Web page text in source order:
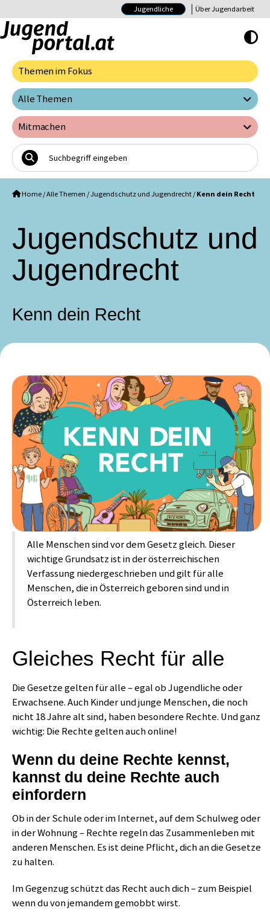
Jugendliche Über Jugendarbeit
Hoher Kontrast
Themen im Fokus
Alle Themen
Mitmachen
Home /Alle Themen /Jugendschutz und Jugendrecht / Kenn dein Recht
Jugendschutz und
Jugendrecht
Kenn dein Recht
Alle Menschen sind vor dem Gesetz gleich. Dieser
wichtige Grundsatz ist in der österreichischen
Verfassung niedergeschrieben und gilt für alle
Menschen, die in Österreich geboren sind und in
Österreich leben.
Gleiches Recht für alle
Die Gesetze gelten für alle – egal ob Jugendliche oder
Erwachsene. Auch Kinder und junge Menschen, die noch
nicht 18 Jahre alt sind, haben besondere Rechte. Und ganz
wichtig: Die Rechte gelten auch online!
Wenn du deine Rechte kennst,
kannst du deine Rechte auch
einfordern
Ob in der Schule oder im Internet, auf dem Schulweg oder
in der Wohnung – Rechte regeln das Zusammenleben mit
anderen Menschen. Es ist deine Pflicht, dich an die Gesetze
zu halten.
Im Gegenzug schützt das Recht auch dich – zum Beispiel
wenn du von jemandem gemobbt wirst.